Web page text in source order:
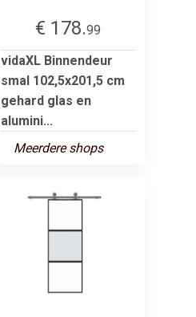
€ 178.99
vidaXL Binnendeur
smal 102,5x201,5 cm
gehard glas en
alumini...
Meerdere shops